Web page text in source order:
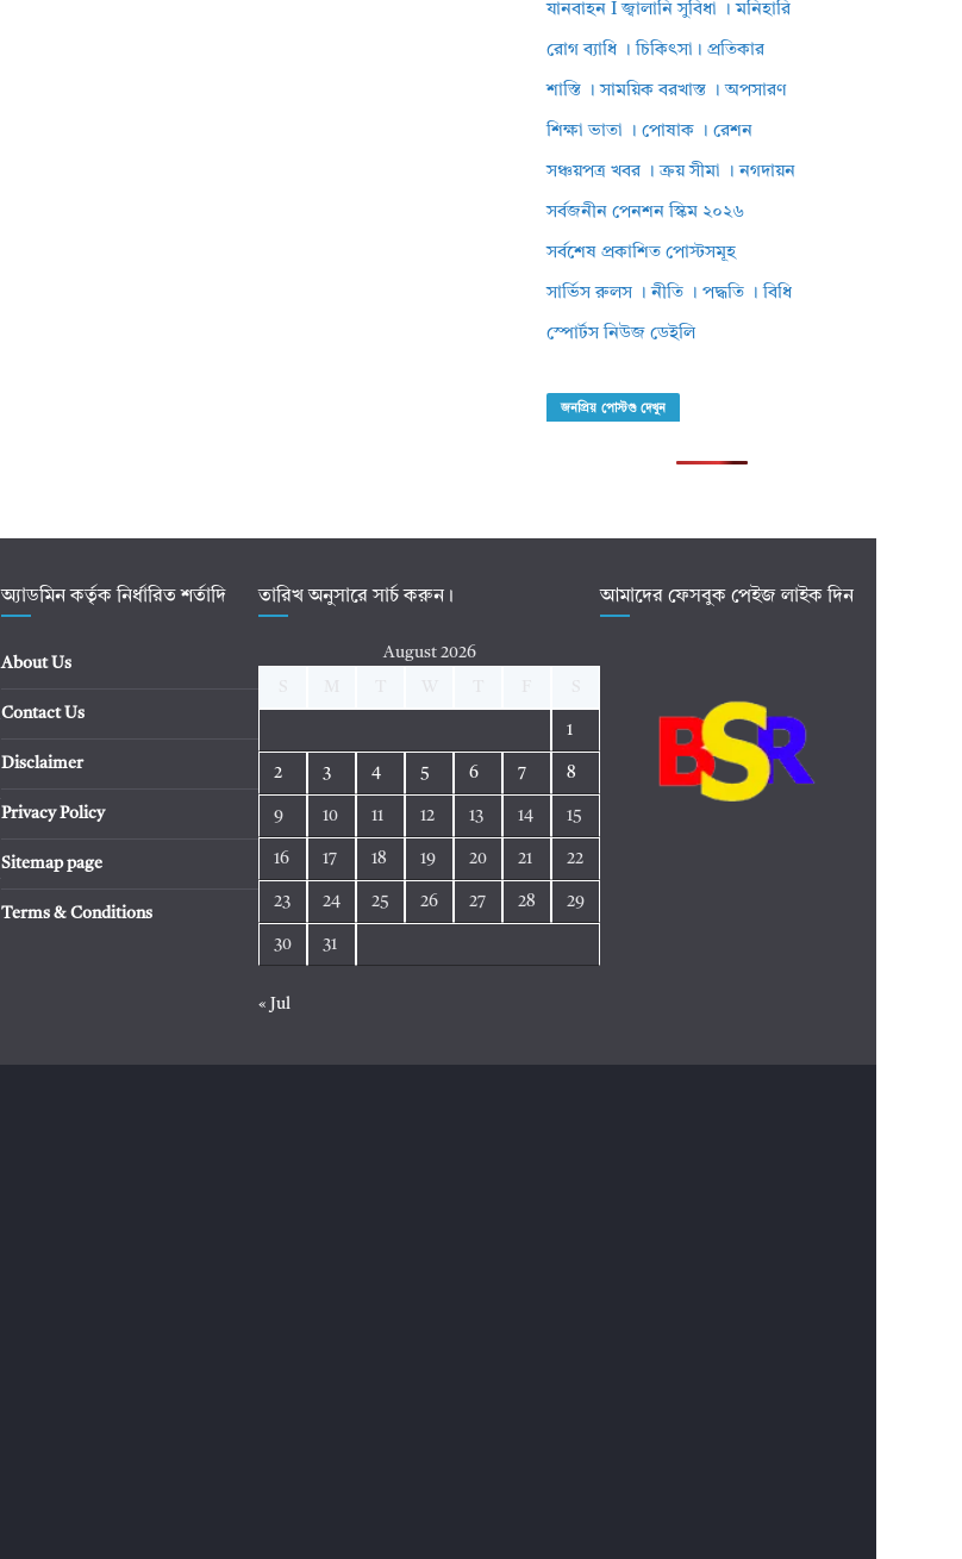
যানবাহন I জ্বালানি সুবিধা । মনিহারি
রোগ ব্যাধি । চিকিৎসা। প্রতিকার
শাস্তি । সাময়িক বরখাস্ত । অপসারণ
শিক্ষা ভাতা । পোষাক । রেশন
সঞ্চয়পত্র খবর । ক্রয় সীমা । নগদায়ন
সর্বজনীন পেনশন স্কিম ২০২৬
সর্বশেষ প্রকাশিত পোস্টসমূহ
সার্ভিস রুলস । নীতি । পদ্ধতি । বিধি
স্পোর্টস নিউজ ডেইলি
জনপ্রিয় পোস্টগু দেখুন
অ্যাডমিন কর্তৃক নির্ধারিত শর্তাদি
About Us
Contact Us
Disclaimer
Privacy Policy
Sitemap page
Terms & Conditions
তারিখ অনুসারে সার্চ করুন।
August 2026
1
2 3 4 5 6 7 8
9 10 11 12 13 14 15
16 17 18 19 20 21 22
23 24 25 26 27 28 29
30 31
« Jul
আমাদের ফেসবুক পেইজ লাইক দিন